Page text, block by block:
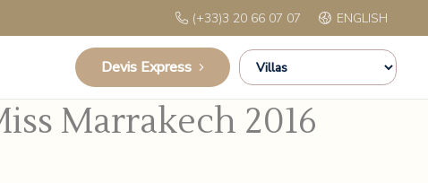
(+33)3 20 66 07 07 ENGLISH
Devis Express
Marrakech 2016